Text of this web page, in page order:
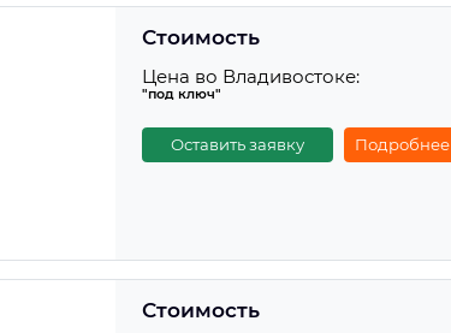
Стоимость
Цена во Владивостоке:
"под ключ"
Оставить заявку Подробнее
Стоимость